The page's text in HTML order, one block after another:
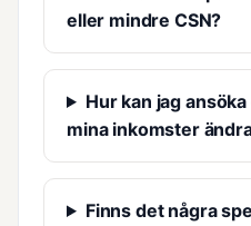
eller mindre CSN?
Hur kan jag
mina inkomster
Finns det några